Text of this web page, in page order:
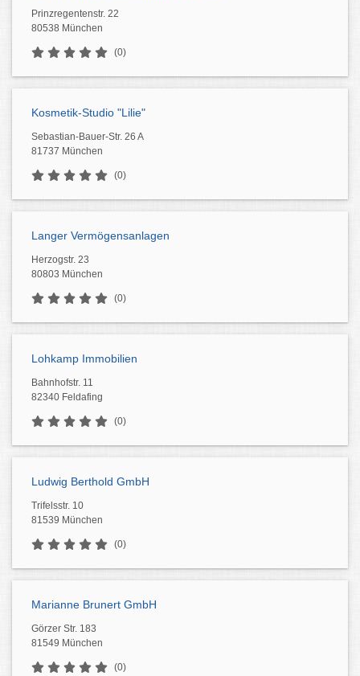
Prinzregentenstr. 22
80538 München
(0)
Kosmetik-Studio "Lilie"
Sebastian-Bauer-Str. 26 A
81737 München
(0)
Langer Vermögensanlagen
Herzogstr. 23
80803 München
(0)
Lohkamp Immobilien
Bahnhofstr. 11
82340 Feldafing
(0)
Ludwig Berthold GmbH
Trifelsstr. 10
81539 München
(0)
Marianne Brunert GmbH
Görzer Str. 183
81549 München
(0)